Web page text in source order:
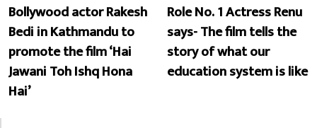
Bollywood actor Rakesh
Bedi in Kathmandu to
promote the film ‘Hai
Jawani Toh Ishq Hona
Hai’
Role No. 1 Actress Renu
says- The film tells the
story of what our
education system is like